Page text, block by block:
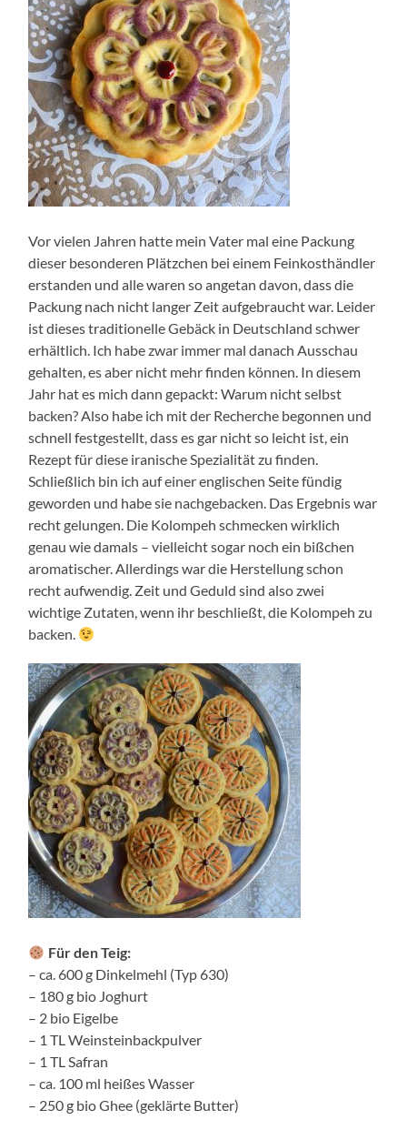
Vor vielen Jahren hatte mein Vater mal eine Packung
dieser besonderen Plätzchen bei einem Feinkosthändler
erstanden und alle waren so angetan davon, dass die
Packung nach nicht langer Zeit aufgebraucht war. Leider
ist dieses traditionelle Gebäck in Deutschland schwer
erhältlich. Ich habe zwar immer mal danach Ausschau
gehalten, es aber nicht mehr finden können. In diesem
Jahr hat es mich dann gepackt: Warum nicht selbst
backen? Also habe ich mit der Recherche begonnen und
schnell festgestellt, dass es gar nicht so leicht ist, ein
Rezept für diese iranische Spezialität zu finden.
Schließlich bin ich auf einer englischen Seite fündig
geworden und habe sie nachgebacken. Das Ergebnis war
recht gelungen. Die Kolompeh schmecken wirklich
genau wie damals – vielleicht sogar noch ein bißchen
aromatischer. Allerdings war die Herstellung schon
recht aufwendig. Zeit und Geduld sind also zwei
wichtige Zutaten, wenn ihr beschließt, die Kolompeh zu
backen.
Für den Teig:
– ca. 600 g Dinkelmehl (Typ 630)
– 180 g bio Joghurt
– 2 bio Eigelbe
– 1 TL Weinsteinbackpulver
– 1 TL Safran
– ca. 100 ml heißes Wasser
– 250 g bio Ghee (geklärte Butter)